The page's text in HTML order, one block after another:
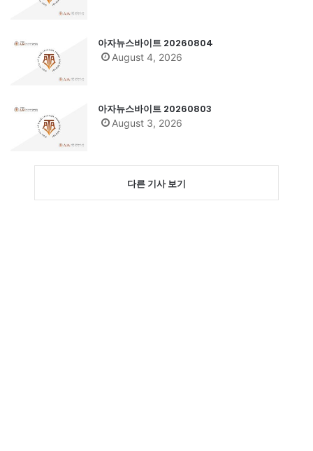
아자뉴스바이트 20260804
August 4, 2026
아자뉴스바이트 20260803
August 3, 2026
다른 기사 보기